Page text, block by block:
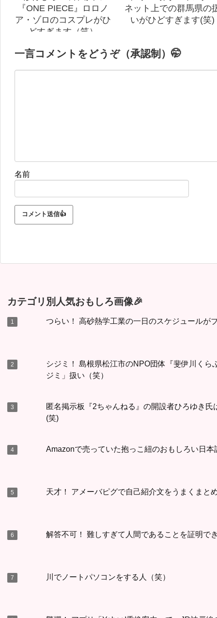
『ONE PIECE』ロロノ
ア・ゾロのコスプレがひ
どすぎます（笑）
ネット上での群馬県の
いがひどすぎます(笑)
一言コメントをどうぞ（承認制）🤭
名前
カテゴリ別人気おもしろ画像🎉
つらい！ 高砂熱学工業の一日のスケジュールが
シジミ！ 島根県松江市のNPO団体『斐伊川く
ジミ」扱い（笑）
匿名掲示板『2ちゃんねる』の開設者ひろゆき
(笑)
Amazonで売っていた抱っこ紐のおもしろい日本
天才！ アメーバピグで自己紹介文をうまくまと
解答不可！ 難しすぎて人間であることを証明で
川でノートパソコンをする人（笑）